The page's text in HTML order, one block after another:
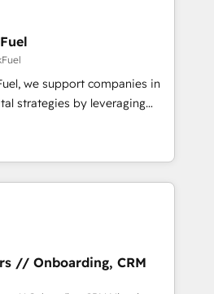
🔹 BOOMS:
buyers With BOOMS,
your buyers, accelerating your
yourself as an undisputed
A methodology designed to
and optimize your
our growth-first
dominate their
we support companies in
strategies by leveraging
their marketing and
growth. Our offer spans
We specialize in CRM
web design, sales
with tech companies
2002, we are committed to
and developing their
with HubSpot through
// Onboarding, CRM